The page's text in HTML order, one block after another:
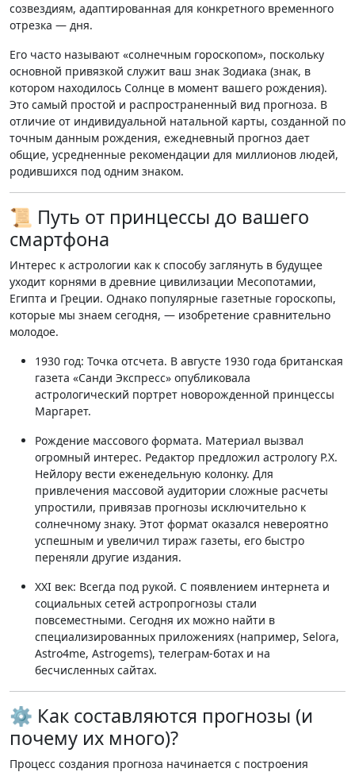
созвездиям, адаптированная для конкретного временного
отрезка — дня.
Его часто называют «солнечным гороскопом», поскольку
основной привязкой служит ваш знак Зодиака (знак, в
котором находилось Солнце в момент вашего рождения).
Это самый простой и распространенный вид прогноза. В
отличие от индивидуальной натальной карты, созданной по
точным данным рождения, ежедневный прогноз дает
общие, усредненные рекомендации для миллионов людей,
родившихся под одним знаком.
📜 Путь от принцессы до вашего
смартфона
Интерес к астрологии как к способу заглянуть в будущее
уходит корнями в древние цивилизации Месопотамии,
Египта и Греции. Однако популярные газетные гороскопы,
которые мы знаем сегодня, — изобретение сравнительно
молодое.
1930 год: Точка отсчета. В августе 1930 года британская
газета «Санди Экспресс» опубликовала
астрологический портрет новорожденной принцессы
Маргарет.
Рождение массового формата. Материал вызвал
огромный интерес. Редактор предложил астрологу Р.Х.
Нейлору вести еженедельную колонку. Для
привлечения массовой аудитории сложные расчеты
упростили, привязав прогнозы исключительно к
солнечному знаку. Этот формат оказался невероятно
успешным и увеличил тираж газеты, его быстро
переняли другие издания.
XXI век: Всегда под рукой. С появлением интернета и
социальных сетей астропрогнозы стали
повсеместными. Сегодня их можно найти в
специализированных приложениях (например, Selora,
Astro4me, Astrogems), телеграм-ботах и на
бесчисленных сайтах.
⚙️ Как составляются прогнозы (и
почему их много)?
Процесс создания прогноза начинается с построения